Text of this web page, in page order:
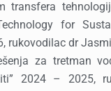
transfera
for
rukovodilac dr
za tretman
2024 – 2025,